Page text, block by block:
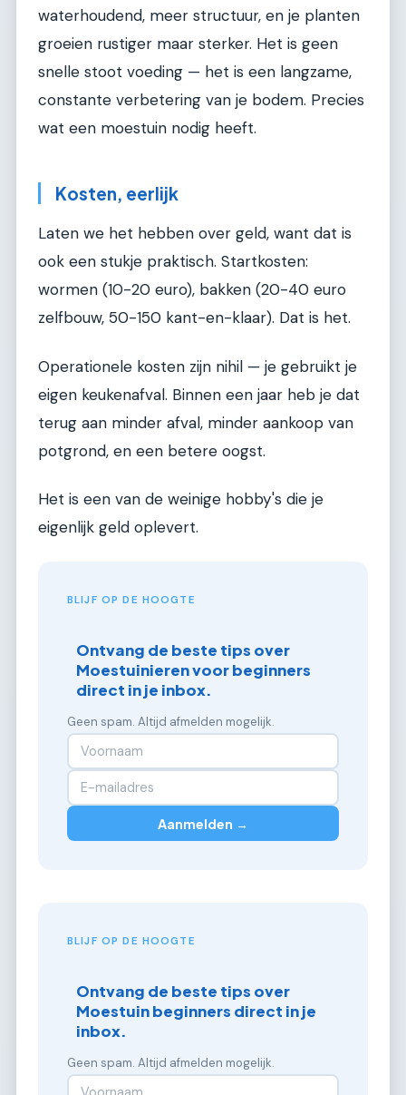
waterhoudend, meer structuur, en je planten
groeien rustiger maar sterker. Het is geen
snelle stoot voeding — het is een langzame,
constante verbetering van je bodem. Precies
wat een moestuin nodig heeft.
Kosten, eerlijk
Laten we het hebben over geld, want dat is
ook een stukje praktisch. Startkosten:
wormen (10-20 euro), bakken (20-40 euro
zelfbouw, 50-150 kant-en-klaar). Dat is het.
Operationele kosten zijn nihil — je gebruikt je
eigen keukenafval. Binnen een jaar heb je dat
terug aan minder afval, minder aankoop van
potgrond, en een betere oogst.
Het is een van de weinige hobby's die je
eigenlijk geld oplevert.
BLIJF OP DE HOOGTE
Ontvang de beste tips over
Moestuinieren voor beginners
direct in je inbox.
Geen spam. Altijd afmelden mogelijk.
Aanmelden →
BLIJF OP DE HOOGTE
Ontvang de beste tips over
Moestuin beginners direct in je
inbox.
Geen spam. Altijd afmelden mogelijk.